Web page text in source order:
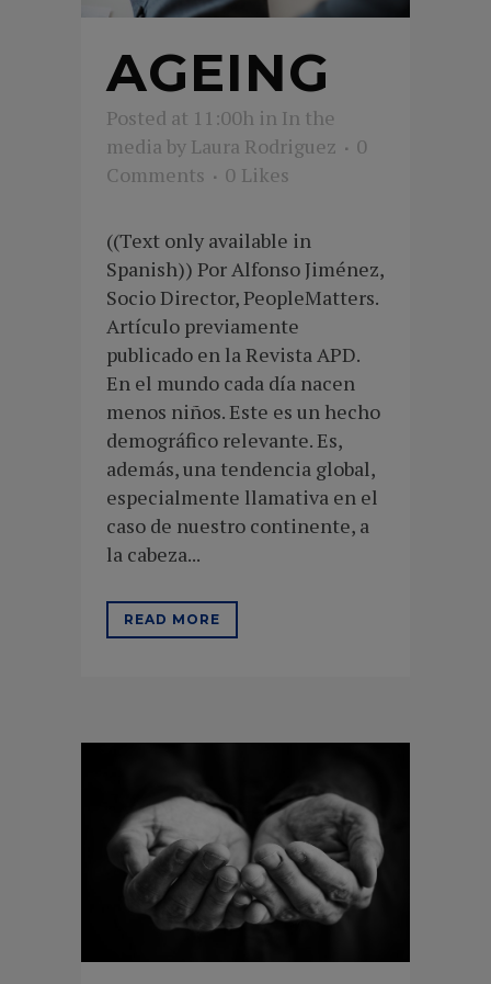
AGEING
Posted at 11:00h in In the
media by Laura Rodriguez
0
Comments
0 Likes
((Text only available in
Spanish)) Por Alfonso Jiménez,
Socio Director, PeopleMatters.
Artículo previamente
publicado en la Revista APD.
En el mundo cada día nacen
menos niños. Este es un hecho
demográfico relevante. Es,
además, una tendencia global,
especialmente llamativa en el
caso de nuestro continente, a
la cabeza...
READ MORE